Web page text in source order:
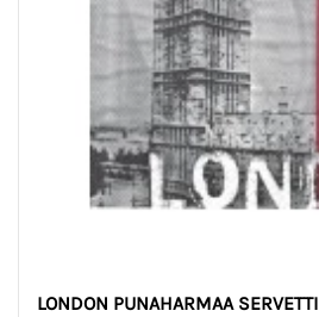
LONDON PUNAHARMAA SERVETTI